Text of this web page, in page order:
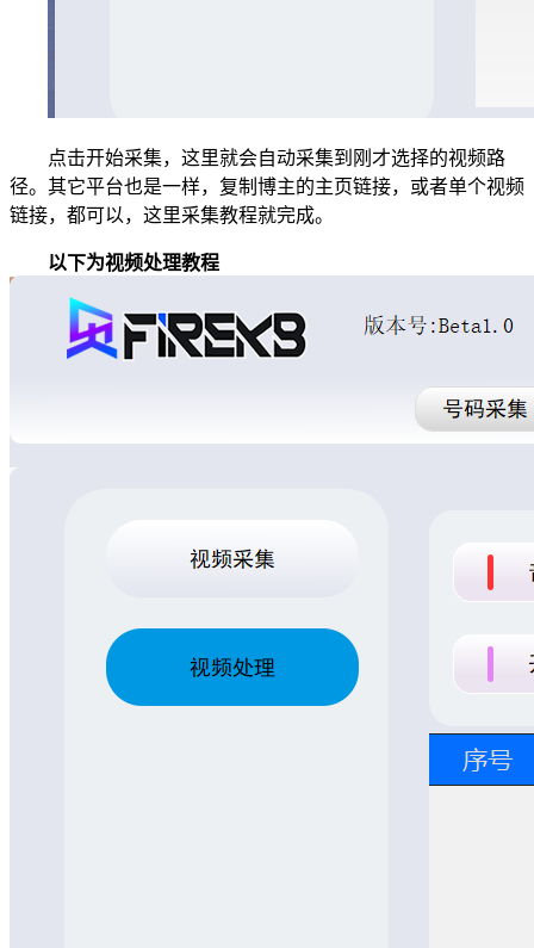
点击开始采集，这里就会自动采集到刚才选择的视频路
径。其它平台也是一样，复制博主的主页链接，或者单个视频
链接，都可以，这里采集教程就完成。
以下为视频处理教程